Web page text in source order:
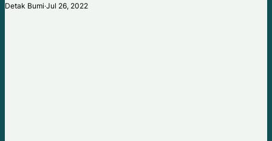
Detak Bumi·Jul 26, 2022